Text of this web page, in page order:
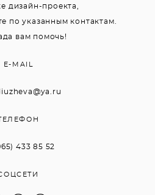
дизайн-проекта,
по указанным контактам.
вам помочь!
E-MAIL
433 85 52